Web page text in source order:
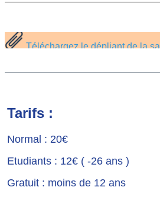
Téléchargez le dépliant de la
Tarifs :
Normal : 20€
Etudiants : 12€ ( -26 ans )
Gratuit : moins de 12 ans